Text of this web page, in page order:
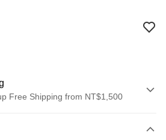
Free Shipping from NT$1,500